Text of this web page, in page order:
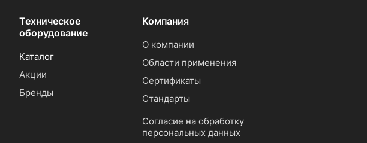
Техническое
оборудование
Каталог
Акции
Бренды
Компания
О компании
Области применения
Сертификаты
Стандарты
Согласие на обработку
персональных данных